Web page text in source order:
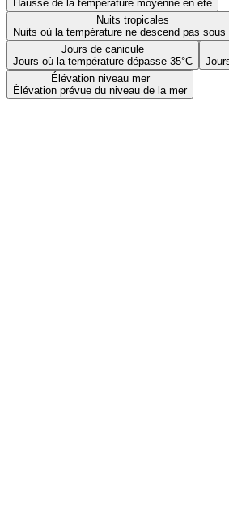
Hausse de la température moyenne en été
Nuits tropicales
Nuits où la température ne descend pas sous
Jours de canicule
Jours où la température dépasse 35°C
Élévation niveau mer
Élévation prévue du niveau de la mer